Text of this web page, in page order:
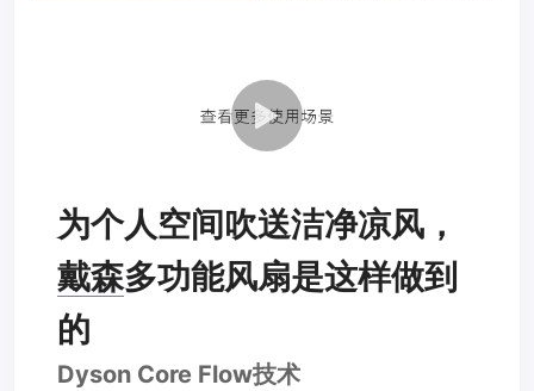
为个人空间吹送洁净凉风，
戴森多功能风扇是这样做到
的
Dyson Core Flow技术